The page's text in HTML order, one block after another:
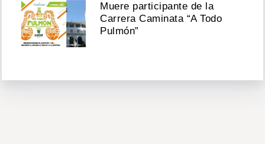
Muere participante de la
Carrera Caminata “A Todo
Pulmón”